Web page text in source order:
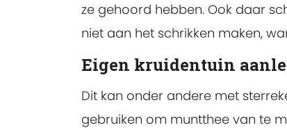
ze gehoord hebben. Ook daar
niet aan het schrikken maken,
Eigen kruidentuin
Dit kan onder andere met
gebruiken om muntthee van te